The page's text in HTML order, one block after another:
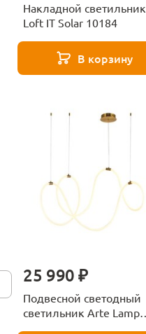
Накладной светильник
Loft IT Solar 10184
В корзину
25 990 ₽
Подвесной светодный
светильник Arte Lamp